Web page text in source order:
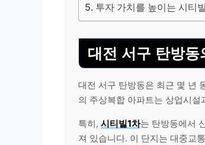
투자 가치를 높이는 시티
대전 서구 탄방
대전 서구 탄방동은 최근 몇 년
의 주상복합 아파트는 상업시
특히, 시티빌1차는 탄방동에서
져 있습니다. 이 단지는 대중교